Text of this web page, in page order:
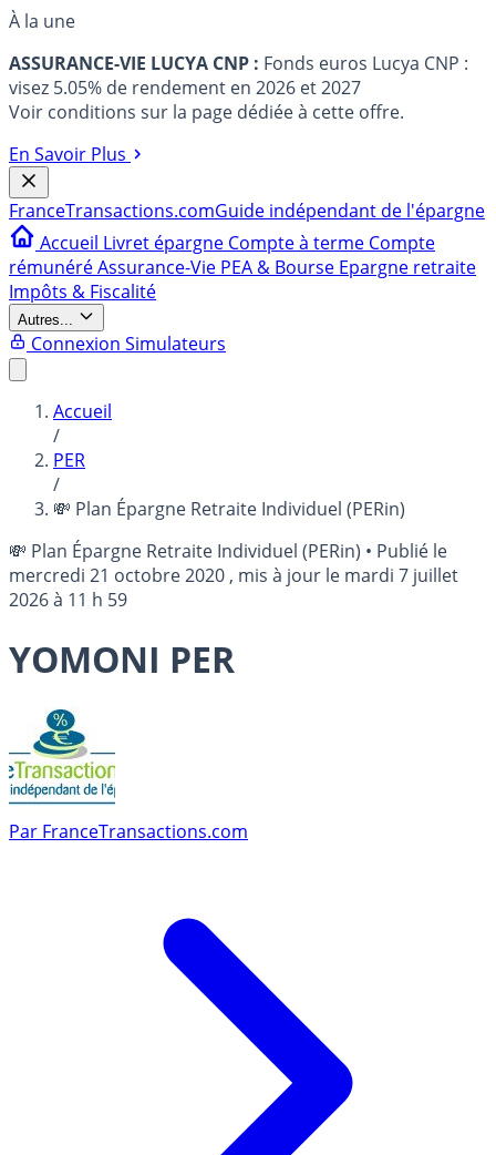
À la une
ASSURANCE-VIE LUCYA CNP : Fonds euros Lucya CNP :
visez 5.05% de rendement en 2026 et 2027
Voir conditions sur la page dédiée à cette offre.
En Savoir Plus
FranceTransactions.comGuide indépendant de l'épargne
Accueil Livret épargne Compte à terme Compte
rémunéréAssurance-Vie PEA & Bourse Epargne retraite
Impôts & Fiscalité
Autres...
Connexion Simulateurs
Accueil
/
PER
/
💸 Plan Épargne Retraite Individuel (PERin)
💸 Plan Épargne Retraite Individuel (PERin) • Publié le
mercredi 21 octobre 2020 , mis à jour le mardi 7 juillet
2026 à 11 h 59
YOMONI PER
Par FranceTransactions.com